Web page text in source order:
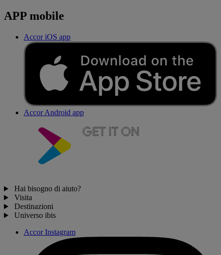
APP mobile
Accor iOS app
Accor Android app
Hai bisogno di aiuto?
Visita
Destinazioni
Universo ibis
Accor Instagram